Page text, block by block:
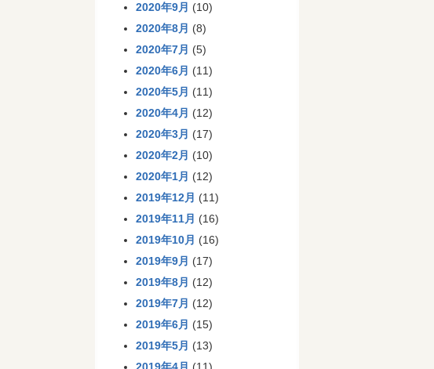
2020年9月 (10)
2020年8月 (8)
2020年7月 (5)
2020年6月 (11)
2020年5月 (11)
2020年4月 (12)
2020年3月 (17)
2020年2月 (10)
2020年1月 (12)
2019年12月 (11)
2019年11月 (16)
2019年10月 (16)
2019年9月 (17)
2019年8月 (12)
2019年7月 (12)
2019年6月 (15)
2019年5月 (13)